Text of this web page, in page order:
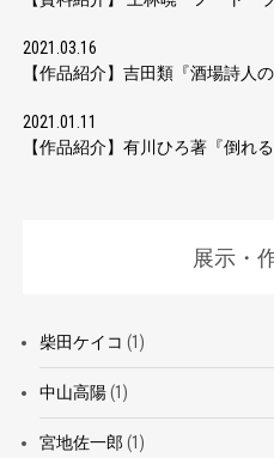
2021.03.16
【作品紹介】吉田類『酒場詩人の
2021.01.11
【作品紹介】有川ひろ著『倒れ
展示・
柴田ケイコ (1)
中山高陽(1)
宮地佐一郎 (1)